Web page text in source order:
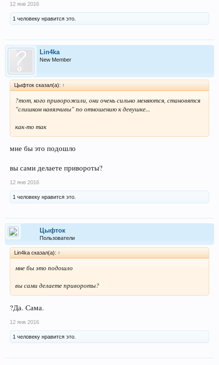
12 янв 2016
1 человеку нравится это.
Lin4ka
New Member
Цыфток сказал(а): ↑
?тот, кого приворожили, они очень сильно меняются, становятся
"слишком навязчивы" по отношению к девушке...
как-то так
мне бы это подошло
вы сами делаете привороты?
12 янв 2016
1 человеку нравится это.
Цыфток
Пользователи
Lin4ka сказал(а): ↑
мне бы это подошло
вы сами делаете привороты?
?Да. Сама.
12 янв 2016
1 человеку нравится это.